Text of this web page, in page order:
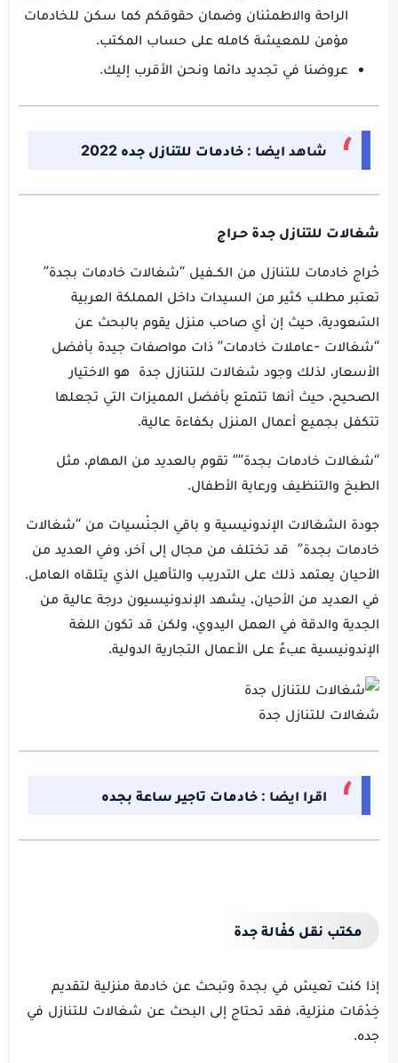
الراحة والاطمئنان وضمان حقوقكم كما سكن للخادمات
مؤمن للمعيشة كامله على حساب المكتب.
عروضنا في تجديد دائما ونحن الأقرب إليك.
شاهد ايضا : خادمات للتنازل جده 2022
شغالات للتنازل جدة حـراج
حْراج خادمات للتنازل من الكــفيل “شغالات خادمات بجدة”
تعتبر مطلب كثير من السيدات داخل المملكة العربية
السَعودية، حيث إن أي صاحب منزل يقوم بالبحث عن
“شغالات -عاملات خادمات” ذات مواصفات جيدة بأفضل
الأسعار، لذلك وجود شغالات للتنازل جدة هو الاختيار
الصحيح، حيث أنها تتمتع بأفضل المميزات التي تجعلها
تتكفل بجميع أعمال المنزل بكفاءة عالية.
“شغالات خادمات بجدة”” تقوم بالعديد من المهام، مثل
الطبخ والتنظيف ورعاية الأطفال.
جودة الشغالات الإندونيسية و باقي الجنْسيات من “شغالات
خادمات بجدة” قد تختلف من مجال إلى آخر، وفي العديد من
الأحيان يعتمد ذلك على التدريب والتأهيل الذي يتلقاه العامل.
في العديد من الأحيان، يشهد الإندونيسيون درجة عالية من
الجدية والدقة في العمل اليدوي، ولكن قد تكون اللغة
الإندونيسية عبءً على الأعمال التجارية الدولية.
شغالات للتنازل جدة
اقرا ايضا : خادمات تاجير ساعة بجده
مكتب نقل كفْالة جدة
إذا كنت تعيش في بجدة وتبحث عن خادمة منزلية لتقديم
خِدْمَات منزلية، فقد تحتاج إلى البحث عن شغالات للتنازل في
جده.